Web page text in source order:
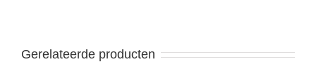
Gerelateerde producten